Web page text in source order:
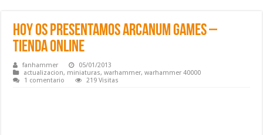
Hoy os presentamos Arcanum Games –
Tienda Online
fanhammer
05/01/2013
actualizacion, miniaturas,warhammer,warhammer 40000
1 comentario
219 Visitas